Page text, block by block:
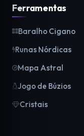
Ferramentas
Baralho Cigano
Runas Nórdicas
Mapa Astral
Jogo de Búzios
Cristais